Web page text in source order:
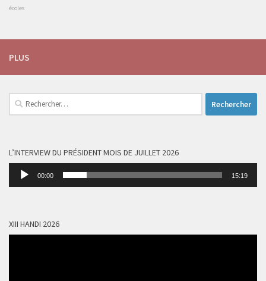
écoles
PLUS
Rechercher :
L’INTERVIEW DU PRÉSIDENT MOIS DE JUILLET 2026
Lecteur
00:00 15:19
XIII HANDI 2026